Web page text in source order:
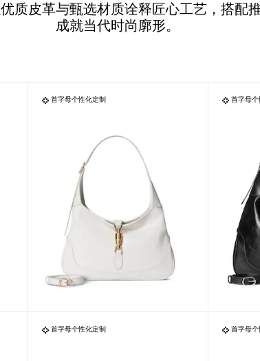
质皮革与甄选材质诠释匠心工艺，搭配
成就当代时尚廓形。
首字母个性化定制 首字母
首字母个性化定制 首字母